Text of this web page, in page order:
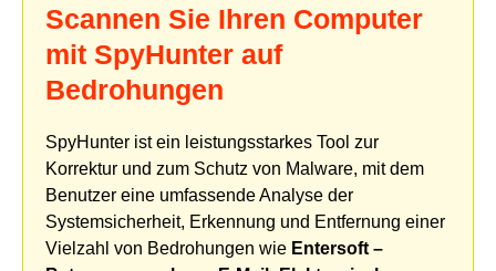
Scannen Sie Ihren Computer
mit SpyHunter auf
Bedrohungen
SpyHunter ist ein leistungsstarkes Tool zur
Korrektur und zum Schutz von Malware, mit dem
Benutzer eine umfassende Analyse der
Systemsicherheit, Erkennung und Entfernung einer
Vielzahl von Bedrohungen wie Entersoft –